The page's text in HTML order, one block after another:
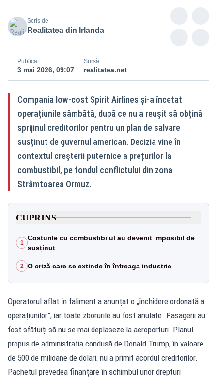
Scris de
Realitatea din Irlanda
Publicat
3 mai 2026, 09:07
Sursă
realitatea.net
Compania low-cost Spirit Airlines și-a încetat
operațiunile sâmbătă, după ce nu a reușit să obțină
sprijinul creditorilor pentru un plan de salvare
susținut de guvernul american. Decizia vine în
contextul creșterii puternice a prețurilor la
combustibil, pe fondul conflictului din zona
Strâmtoarea Ormuz.
CUPRINS
1
Costurile cu combustibilul au devenit imposibil de
susținut
2 O criză care se extinde în întreaga industrie
Operatorul aflat în faliment a anunțat o „închidere ordonată a
operațiunilor”, iar toate zborurile au fost anulate. Pasagerii au
fost sfătuiți să nu se mai deplaseze la aeroporturi. Planul
propus de administrația condusă de Donald Trump, în valoare
de 500 de milioane de dolari, nu a primit acordul creditorilor.
Pachetul prevedea finanțare în schimbul unor drepturi